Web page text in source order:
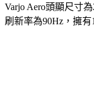
Varjo Aero頭顯尺寸
刷新率為90Hz，擁有